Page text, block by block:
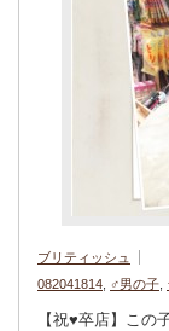
ブリティッシュ
082041814
♂男の子
【祝♥︎卒店】この